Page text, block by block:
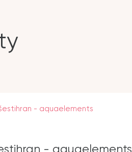
- aquaelements